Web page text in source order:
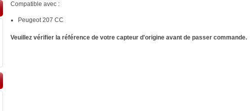
Compatible avec :
Peugeot 207 CC
Veuillez vérifier la référence de votre capteur d'origine avant de passer commande.